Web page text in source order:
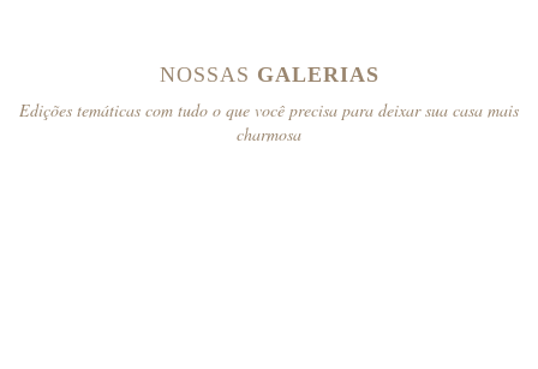
NOSSAS GALERIAS
Edições temáticas com tudo o que você precisa para deixar sua casa mais
charmosa